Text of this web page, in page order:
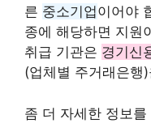
른 중소기업이어야
종에 해당하면 지원
취급 기관은 경기신
(업체별 주거래은행
좀 더 자세한 정보